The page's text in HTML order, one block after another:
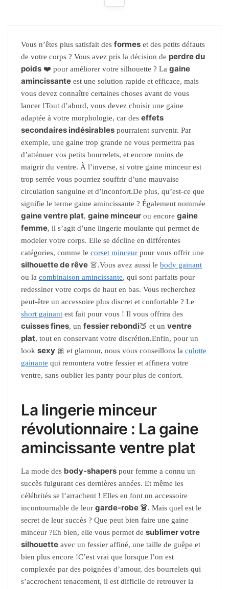
Vous n’êtes plus satisfait des formes et des petits défauts
de votre corps ? Vous avez pris la décision de perdre du
poids ❤️ pour améliorer votre silhouette ? La gaine
amincissante est une solution rapide et efficace, mais
vous devez connaître certaines choses avant de vous
lancer !Tout d’abord, vous devez choisir une gaine
adaptée à votre morphologie, car des effets
secondaires indésirables pourraient survenir. Par
exemple, une gaine trop grande ne vous permettra pas
d’atténuer vos petits bourrelets, et encore moins de
maigrir du ventre. À l’inverse, si votre gaine minceur est
trop serrée vous pourriez souffrir d’une mauvaise
circulation sanguine et d’inconfort.De plus, qu’est-ce que
signifie le terme gaine amincissante ? Également nommée
gaine ventre plat, gaine minceur ou encore gaine
femme, il s’agit d’une lingerie moulante qui permet de
modeler votre corps. Elle se décline en différentes
catégories, comme le corset minceur pour vous offrir une
silhouette de rêve 👗.Vous avez aussi le body gainant
ou la combinaison amincissante, qui sont parfaits pour
redessiner votre corps de haut en bas. Vous recherchez
peut-être un accessoire plus discret et confortable ? Le
short gainant est fait pour vous ! Il vous offrira des
cuisses fines, un fessier rebondi🍑 et un ventre
plat, tout en conservant votre discrétion.Enfin, pour un
look sexy 🎀 et glamour, nous vous conseillons la culotte
gainante qui remontera votre fessier et affinera votre
ventre, sans oublier les panty pour plus de confort.
La lingerie minceur
révolutionnaire : La gaine
amincissante ventre plat
La mode des body-shapers pour femme a connu un
succès fulgurant ces dernières années. Et même les
célébrités se l’arrachent ! Elles en font un accessoire
incontournable de leur garde-robe 👗. Mais quel est le
secret de leur succès ? Que peut bien faire une gaine
minceur ?Eh bien, elle vous permet de sublimer votre
silhouette avec un fessier affiné, une taille de guêpe et
bien plus encore !C’est vrai que lorsque l’on est
complexée par des poignées d’amour, des bourrelets qui
s’accrochent tenacement, il est difficile de retrouver la